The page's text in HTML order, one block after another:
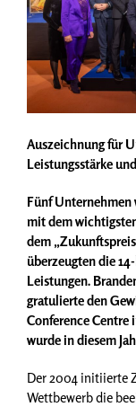
Auszeichnung für
Leistungsstärke
Fünf Unternehmen
mit dem
dem
überzeugten die
Leistungen.
gratulierte den
Conference Centre
wurde in diesem
Der 2004 initiierte
Wettbewerb die